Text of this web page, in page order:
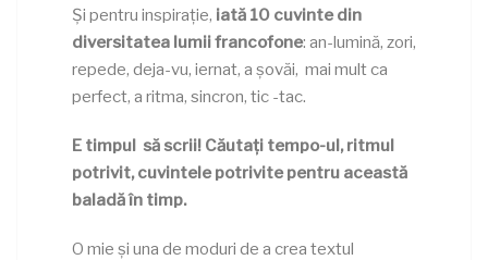
Și pentru inspirație, iată 10 cuvinte din
diversitatea lumii francofone: an-lumină, zori,
repede, deja-vu, iernat, a șovăi, mai mult ca
perfect, a ritma, sincron, tic -tac.
E timpul să scrii! Căutați tempo-ul, ritmul
potrivit, cuvintele potrivite pentru această
baladă în timp.
O mie și una de moduri de a crea textul